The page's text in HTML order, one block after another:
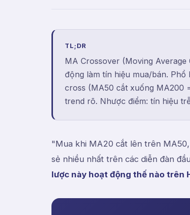
TL;DR
MA Crossover (Moving
động làm tín hiệu mua/bán.
cross (MA50 cắt xuống MA200
trend rõ. Nhược điểm: tín hiệu
"Mua khi MA20 cắt lên trên
sẻ nhiều nhất trên các diễn đàn
lược này hoạt động thế nào trên